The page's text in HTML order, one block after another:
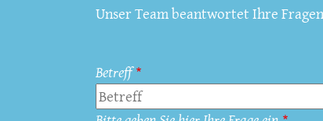
Unser Team beantwortet Ihre
Betreff